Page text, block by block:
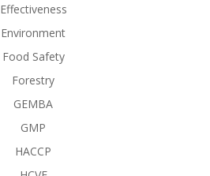
Effectiveness
Environment
Food Safety
Forestry
GEMBA
GMP
HACCP